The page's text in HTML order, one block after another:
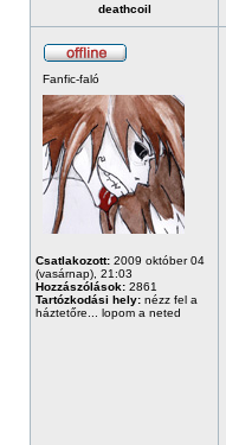
deathcoil
Fanfic-faló
Csatlakozott: 2009 október 04
(vasárnap), 21:03
Hozzászólások: 2861
Tartózkodási hely: nézz fel a
háztetőre... lopom a neted